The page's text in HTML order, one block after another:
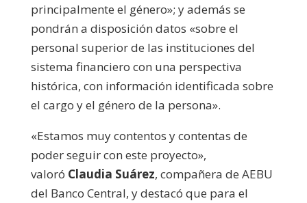
principalmente el género»; y además se
pondrán a disposición datos «sobre el
personal superior de las instituciones del
sistema financiero con una perspectiva
histórica, con información identificada sobre
el cargo y el género de la persona».
«Estamos muy contentos y contentas de
poder seguir con este proyecto»,
valoró Claudia Suárez, compañera de AEBU
del Banco Central, y destacó que para el